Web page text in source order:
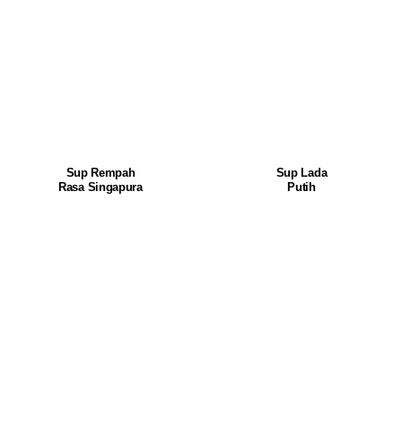
Sup Rempah
Rasa Singapura
Sup Lada
Putih